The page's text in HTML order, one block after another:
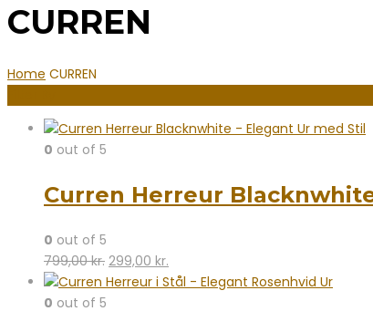
CURREN
Home CURREN
0 out of 5
Curren Herreur
0 out of 5
799,00kr. Den
oprindelige
299,00 kr.
aktuelle
0 out of 5